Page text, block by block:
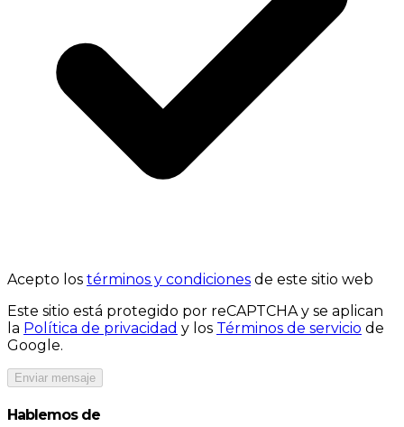
Acepto los términos y condiciones de este sitio web
Este sitio está protegido por reCAPTCHA y se aplican
la Política de privacidad y los Términos de servicio de
Google.
Enviar mensaje
Hablemos de